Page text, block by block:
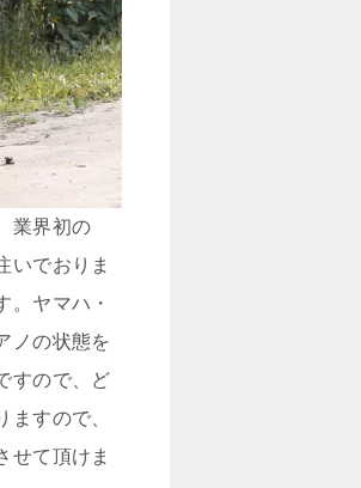
業界初の
いでおりま
。ヤマハ・
ノの状態を
すので、ど
すので、
せて頂けま